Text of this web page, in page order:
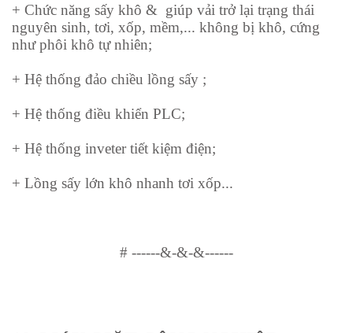
+ Chức năng sấy khô & giúp vải trở lại trạng thái
nguyên sinh, tơi, xốp, mềm,... không bị khô, cứng
như phôi khô tự nhiên;
+ Hệ thống đảo chiều lồng sấy ;
+ Hệ thống điều khiển PLC;
+ Hệ thống inveter tiết kiệm điện;
+ Lồng sấy lớn khô nhanh tơi xốp...
# ------&-&-&------